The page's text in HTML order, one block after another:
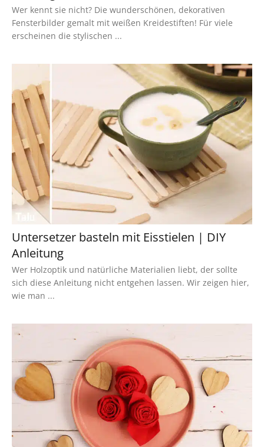
Wer kennt sie nicht? Die wunderschönen, dekorativen
Fensterbilder gemalt mit weißen Kreidestiften! Für viele
erscheinen die stylischen ...
Untersetzer basteln mit Eisstielen | DIY
Anleitung
Wer Holzoptik und natürliche Materialien liebt, der sollte
sich diese Anleitung nicht entgehen lassen. Wir zeigen hier,
wie man ...